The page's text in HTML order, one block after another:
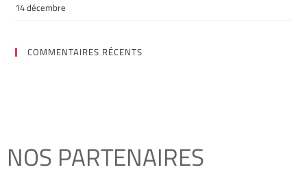
14 décembre
COMMENTAIRES RÉCENTS
NOS PARTENAIRES